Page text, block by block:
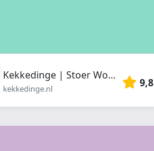
Kekkedinge | Stoer Wonen & Lifestyle
kekkedinge.nl 9,8